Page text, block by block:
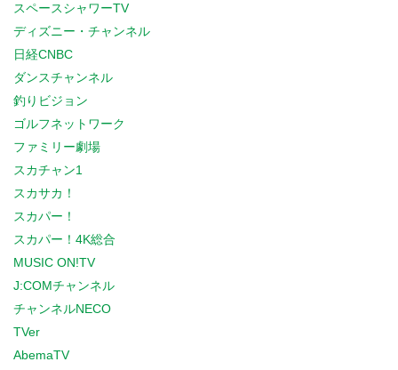
スペースシャワーTV
ディズニー・チャンネル
日経CNBC
ダンスチャンネル
釣りビジョン
ゴルフネットワーク
ファミリー劇場
スカチャン1
スカサカ！
スカパー！
スカパー！4K総合
MUSIC ON!TV
J:COMチャンネル
チャンネルNECO
TVer
AbemaTV